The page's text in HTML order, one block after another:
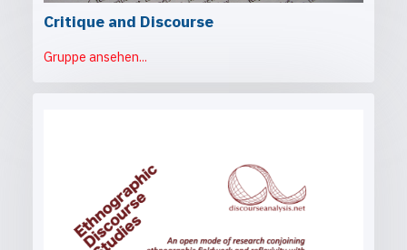
Critique and Discourse
Gruppe ansehen...